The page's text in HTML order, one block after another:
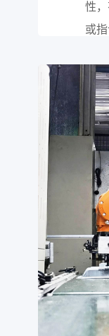
性
或
务
分
官
力。